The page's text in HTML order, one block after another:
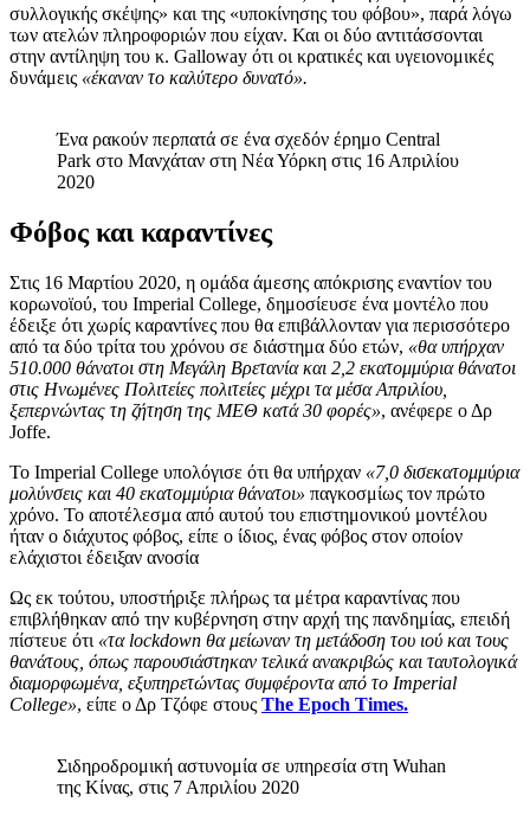
συλλογικής σκέψης» και της «υποκίνησης του φόβου», παρά λόγω
των ατελών πληροφοριών που είχαν. Και οι δύο αντιτάσσονται
στην αντίληψη του κ. Galloway ότι οι κρατικές και υγειονομικές
δυνάμεις «έκαναν το καλύτερο δυνατό».
Ένα ρακούν περπατά σε ένα σχεδόν έρημο Central
Park στο Μανχάταν στη Νέα Υόρκη στις 16 Απριλίου
2020
Φόβος και καραντίνες
Στις 16 Μαρτίου 2020, η ομάδα άμεσης απόκρισης εναντίον του
κορωνοϊού, του Imperial College, δημοσίευσε ένα μοντέλο που
έδειξε ότι χωρίς καραντίνες που θα επιβάλλονταν για περισσότερο
από τα δύο τρίτα του χρόνου σε διάστημα δύο ετών, «θα υπήρχαν
510.000 θάνατοι στη Μεγάλη Βρετανία και 2,2 εκατομμύρια θάνατοι
στις Ηνωμένες Πολιτείες πολιτείες μέχρι τα μέσα Απριλίου,
ξεπερνώντας τη ζήτηση της ΜΕΘ κατά 30 φορές», ανέφερε ο Δρ
Joffe.
Το Imperial College υπολόγισε ότι θα υπήρχαν «7,0 δισεκατομμύρια
μολύνσεις και 40 εκατομμύρια θάνατοι» παγκοσμίως τον πρώτο
χρόνο. Το αποτέλεσμα από αυτού του επιστημονικού μοντέλου
ήταν ο διάχυτος φόβος, είπε ο ίδιος, ένας φόβος στον οποίον
ελάχιστοι έδειξαν ανοσία
Ως εκ τούτου, υποστήριξε πλήρως τα μέτρα καραντίνας που
επιβλήθηκαν από την κυβέρνηση στην αρχή της πανδημίας, επειδή
πίστευε ότι «τα lockdown θα μείωναν τη μετάδοση του ιού και τους
θανάτους, όπως παρουσιάστηκαν τελικά ανακριβώς και ταυτολογικά
διαμορφωμένα, εξυπηρετώντας συμφέροντα από το Imperial
College», είπε ο Δρ Τζόφε στους The Epoch Times.
Σιδηροδρομική αστυνομία σε υπηρεσία στη Wuhan
της Κίνας, στις 7 Απριλίου 2020